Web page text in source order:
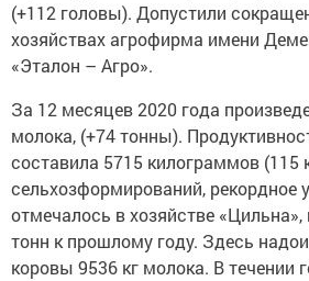
(+112 головы). Допустили
хозяйствах агрофирма имени
«Эталон – Агро».
За 12 месяцев 2020 года
молока, (+74 тонны).
составила 5715 килограммов (115
сельхозформирований, рекордное
отмечалось в хозяйстве «Цильна»,
тонн к прошлому году. Здесь
коровы 9536 кг молока. В течении